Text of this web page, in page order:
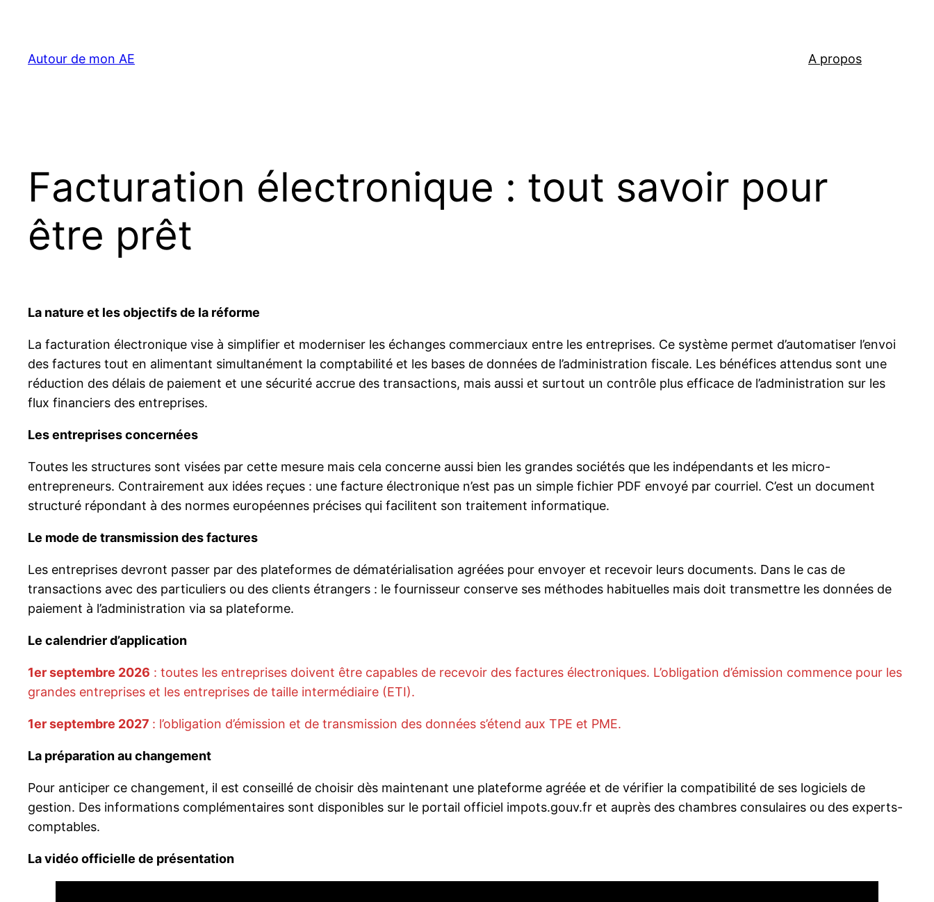
contenu
Autour de mon AE A propos
Facturation électronique : tout savoir pour
être prêt
La nature et les objectifs de la réforme
La facturation électronique vise à simplifier et moderniser les échanges commerciaux entre les entreprises. Ce système permet d’automatiser l’envoi
des factures tout en alimentant simultanément la comptabilité et les bases de données de l’administration fiscale. Les bénéfices attendus sont une
réduction des délais de paiement et une sécurité accrue des transactions, mais aussi et surtout un contrôle plus efficace de l’administration sur les
flux financiers des entreprises.
Les entreprises concernées
Toutes les structures sont visées par cette mesure mais cela concerne aussi bien les grandes sociétés que les indépendants et les micro-
entrepreneurs. Contrairement aux idées reçues : une facture électronique n’est pas un simple fichier PDF envoyé par courriel. C’est un document
structuré répondant à des normes européennes précises qui facilitent son traitement informatique.
Le mode de transmission des factures
Les entreprises devront passer par des plateformes de dématérialisation agréées pour envoyer et recevoir leurs documents. Dans le cas de
transactions avec des particuliers ou des clients étrangers : le fournisseur conserve ses méthodes habituelles mais doit transmettre les données de
paiement à l’administration via sa plateforme.
Le calendrier d’application
1er septembre 2026 : toutes les entreprises doivent être capables de recevoir des factures électroniques. L’obligation d’émission commence pour les
grandes entreprises et les entreprises de taille intermédiaire (ETI).
1er septembre 2027 : l’obligation d’émission et de transmission des données s’étend aux TPE et PME.
La préparation au changement
Pour anticiper ce changement, il est conseillé de choisir dès maintenant une plateforme agréée et de vérifier la compatibilité de ses logiciels de
gestion. Des informations complémentaires sont disponibles sur le portail officiel impots.gouv.fr et auprès des chambres consulaires ou des experts-
comptables.
La vidéo officielle de présentation